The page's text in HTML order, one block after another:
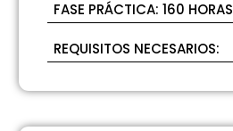
FASE PRÁCTICA: 160 HORAS
REQUISITOS NECESARIOS: